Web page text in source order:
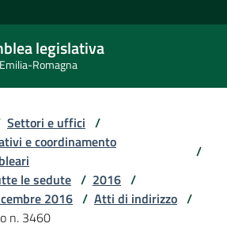
legislativa
Romagna
Settori e uffici /
e coordinamento
/
le sedute / 2016 /
2016 / Atti di indirizzo /
n. 3460